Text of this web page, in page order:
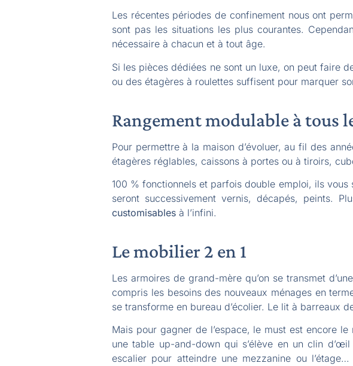
Les récentes périodes de confinement nous ont
sont pas les situations les plus courantes.
nécessaire à chacun et à tout âge.
Si les pièces dédiées ne sont un luxe, on peut faire
ou des étagères à roulettes suffisent pour marquer
Rangement modulable à tous
Pour permettre à la maison d’évoluer, au fil des
étagères réglables, caissons à portes ou à tiroirs,
100 % fonctionnels et parfois double emploi, ils vous
seront successivement vernis, décapés, peints.
customisables à l’infini.
Le mobilier 2 en 1
Les armoires de grand-mère qu’on se transmet
compris les besoins des nouveaux ménages en
se transforme en bureau d’écolier. Le lit à barreaux
Mais pour gagner de l’espace, le must est encore
une table up-and-down qui s’élève en un clin
escalier pour atteindre une mezzanine ou